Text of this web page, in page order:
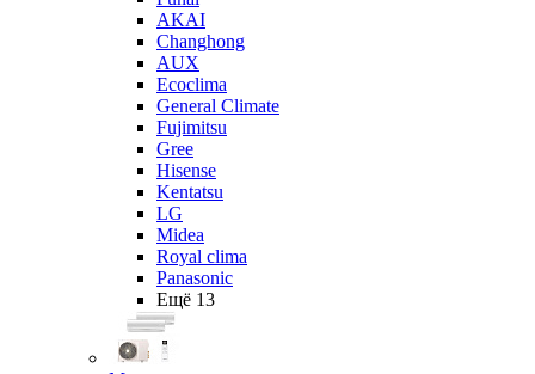
AKAI
Changhong
AUX
Ecoclima
General Climate
Fujimitsu
Gree
Hisense
Kentatsu
LG
Midea
Royal clima
Panasonic
Ещё 13